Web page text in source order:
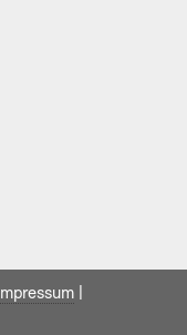
Impressum